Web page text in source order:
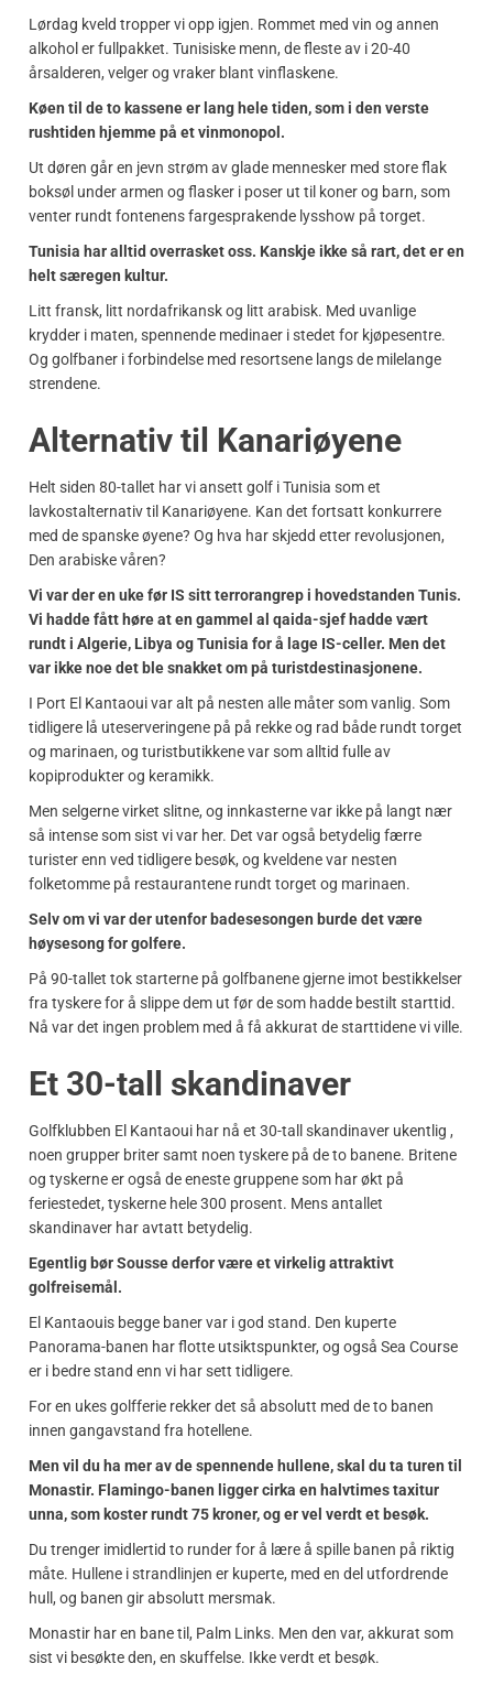
Lørdag kveld tropper vi opp igjen. Rommet med vin og annen
alkohol er fullpakket. Tunisiske menn, de fleste av i 20-40
årsalderen, velger og vraker blant vinflaskene.
Køen til de to kassene er lang hele tiden, som i den verste
rushtiden hjemme på et vinmonopol.
Ut døren går en jevn strøm av glade mennesker med store flak
boksøl under armen og flasker i poser ut til koner og barn, som
venter rundt fontenens fargesprakende lysshow på torget.
Tunisia har alltid overrasket oss. Kanskje ikke så rart, det er en
helt særegen kultur.
Litt fransk, litt nordafrikansk og litt arabisk. Med uvanlige
krydder i maten, spennende medinaer i stedet for kjøpesentre.
Og golfbaner i forbindelse med resortsene langs de milelange
strendene.
Alternativ til Kanariøyene
Helt siden 80-tallet har vi ansett golf i Tunisia som et
lavkostalternativ til Kanariøyene. Kan det fortsatt konkurrere
med de spanske øyene? Og hva har skjedd etter revolusjonen,
Den arabiske våren?
Vi var der en uke før IS sitt terrorangrep i hovedstanden Tunis.
Vi hadde fått høre at en gammel al qaida-sjef hadde vært
rundt i Algerie, Libya og Tunisia for å lage IS-celler. Men det
var ikke noe det ble snakket om på turistdestinasjonene.
I Port El Kantaoui var alt på nesten alle måter som vanlig. Som
tidligere lå uteserveringene på på rekke og rad både rundt torget
og marinaen, og turistbutikkene var som alltid fulle av
kopiprodukter og keramikk.
Men selgerne virket slitne, og innkasterne var ikke på langt nær
så intense som sist vi var her. Det var også betydelig færre
turister enn ved tidligere besøk, og kveldene var nesten
folketomme på restaurantene rundt torget og marinaen.
Selv om vi var der utenfor badesesongen burde det være
høysesong for golfere.
På 90-tallet tok starterne på golfbanene gjerne imot bestikkelser
fra tyskere for å slippe dem ut før de som hadde bestilt starttid.
Nå var det ingen problem med å få akkurat de starttidene vi ville.
Et 30-tall skandinaver
Golfklubben El Kantaoui har nå et 30-tall skandinaver ukentlig ,
noen grupper briter samt noen tyskere på de to banene. Britene
og tyskerne er også de eneste gruppene som har økt på
feriestedet, tyskerne hele 300 prosent. Mens antallet
skandinaver har avtatt betydelig.
Egentlig bør Sousse derfor være et virkelig attraktivt
golfreisemål.
El Kantaouis begge baner var i god stand. Den kuperte
Panorama-banen har flotte utsiktspunkter, og også Sea Course
er i bedre stand enn vi har sett tidligere.
For en ukes golfferie rekker det så absolutt med de to banen
innen gangavstand fra hotellene.
Men vil du ha mer av de spennende hullene, skal du ta turen til
Monastir. Flamingo-banen ligger cirka en halvtimes taxitur
unna, som koster rundt 75 kroner, og er vel verdt et besøk.
Du trenger imidlertid to runder for å lære å spille banen på riktig
måte. Hullene i strandlinjen er kuperte, med en del utfordrende
hull, og banen gir absolutt mersmak.
Monastir har en bane til, Palm Links. Men den var, akkurat som
sist vi besøkte den, en skuffelse. Ikke verdt et besøk.